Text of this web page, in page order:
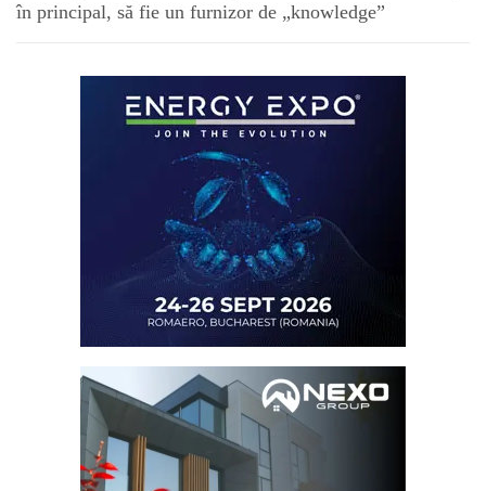
în principal, să fie un furnizor de „knowledge”